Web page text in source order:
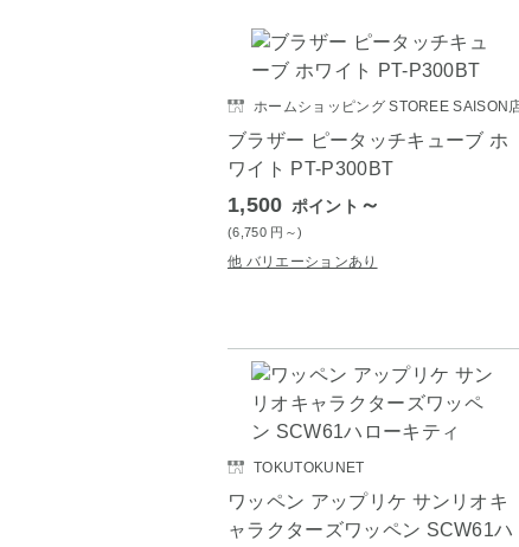
ホームショッピング STOREE SAISON
ブラザー ピータッチキューブ ホ
ワイト PT-P300BT
1,500 ポイント ～
(6,750 円 ～)
他 バリエーションあり
TOKUTOKUNET
ワッペン アップリケ サンリオキ
ャラクターズワッペン SCW61ハ